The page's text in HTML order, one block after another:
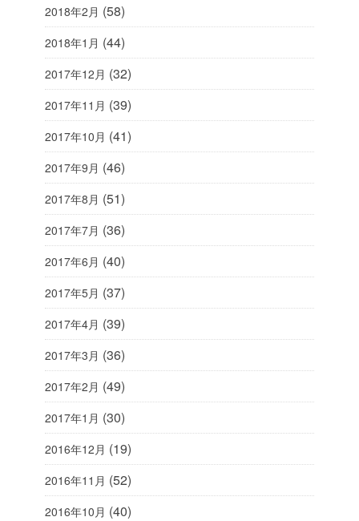
2018年2月 (58)
2018年1月 (44)
2017年12月 (32)
2017年11月 (39)
2017年10月 (41)
2017年9月 (46)
2017年8月 (51)
2017年7月 (36)
2017年6月 (40)
2017年5月 (37)
2017年4月 (39)
2017年3月 (36)
2017年2月 (49)
2017年1月 (30)
2016年12月 (19)
2016年11月 (52)
2016年10月 (40)